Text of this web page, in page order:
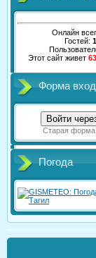
Онлайн
Гостей: 1
Этот сайт живет
Форма
Войти
Старая форма
Погода